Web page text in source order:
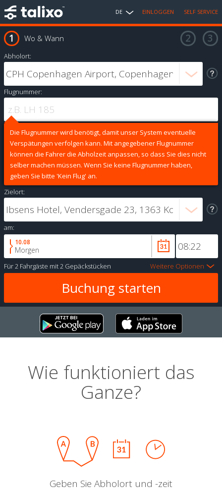
DE EINLOGGEN SELF SERVICE
Wo & Wann
Abholort:
Flugnummer:
Die Flugnummer wird benötigt, damit unser System eventuelle
Verspätungen verfolgen kann. Mit angegebener Flugnummer
können die Fahrer die Abholzeit anpassen, so dass Sie dies nicht
selber machen müssen. Wenn Sie keine Flugnummer haben,
geben Sie bitte 'Kein Flug' an.
Zielort:
am:
10.08
Morgen
Für2 Fahrgäste mit2 Gepäckstücken Weitere Optionen
Wie funktioniert das
Ganze?
Geben Sie Abholort und -zeit